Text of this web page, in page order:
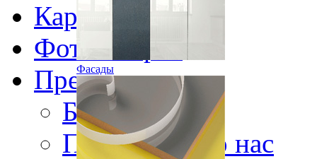
Фасады
Карьера
Фотогалерея
Пресс-центр
Блог
Публикации о нас